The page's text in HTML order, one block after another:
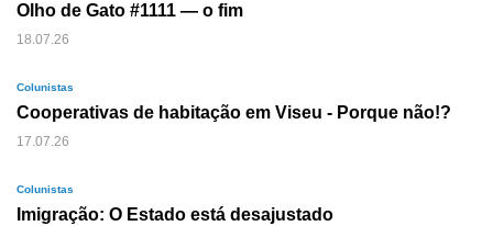
Olho de Gato #1111 — o fim
18.07.26
Colunistas
Cooperativas de habitação em Viseu - Porque não!?
17.07.26
Colunistas
Imigração: O Estado está desajustado